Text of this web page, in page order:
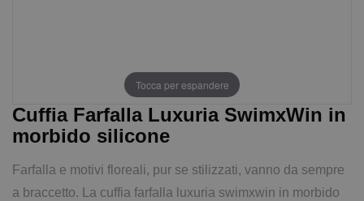
Tocca per espandere
Cuffia Farfalla Luxuria SwimxWin in
morbido silicone
Farfalla e motivi floreali, pur se stilizzati, vanno da sempre
a braccetto. La cuffia farfalla luxuria swimxwin in morbido